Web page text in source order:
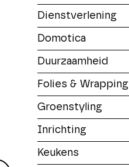
Dienstverlening
Domotica
Duurzaamheid
Folies & Wrapping
Groenstyling
Inrichting
Keukens